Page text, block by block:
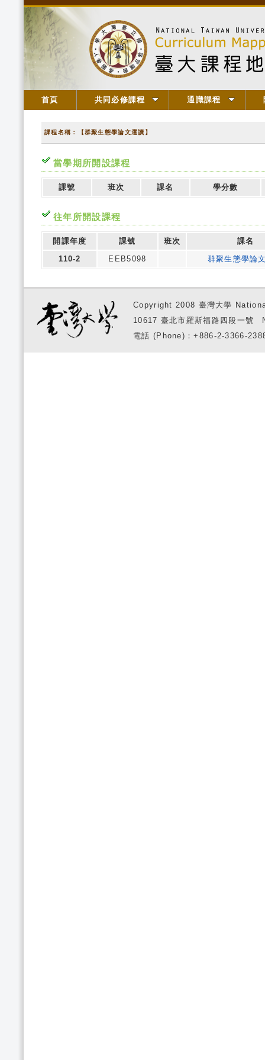
首頁 共同必修課程 通識課程
課程名稱：【群聚生態學論文選讀】
當學期所開設課程
課號 班次 課名 學分數
往年所開設課程
開課年度 課號 班次
課名
110-2
EEB5098 群聚生態學論
Copyright 2008 臺灣大學
10617 臺北市羅斯福路四段一
電話 (Phone)：+886-2-3366-